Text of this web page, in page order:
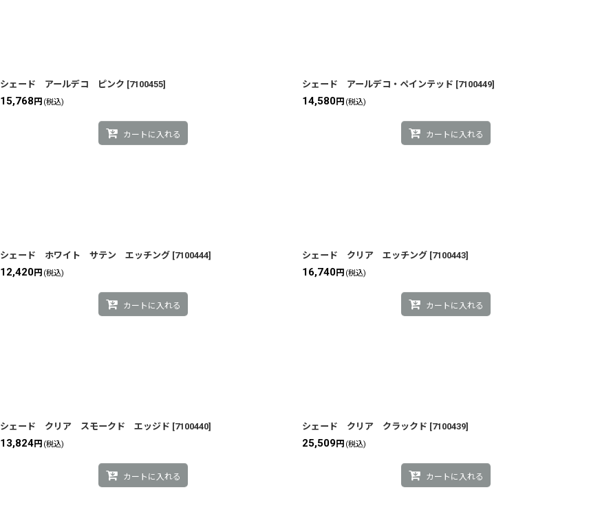
シェード アールデコ ピンク [7100455]
15,768 円 (税込)
カートに入れる
シェード アールデコ・ペインテッド [7100449]
14,580円 (税込)
カートに入れる
シェード ホワイト サテン エッチング [7100444]
12,420円 (税込)
カートに入れる
シェード クリア エッチング [7100443]
16,740円 (税込)
カートに入れる
シェード クリア スモークド エッジド [7100440]
13,824円 (税込)
カートに入れる
シェード クリア クラックド [7100439]
25,509円 (税込)
カートに入れる